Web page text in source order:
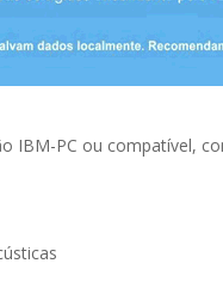
IBM-PC ou compatível,